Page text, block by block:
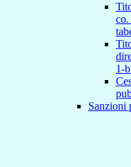
co.
1-
Sanzioni